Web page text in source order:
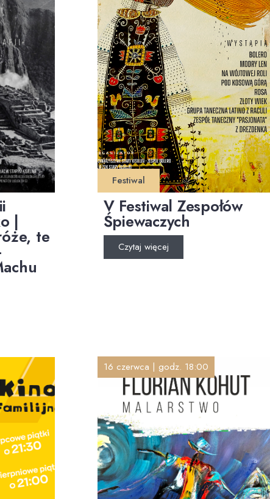
|
te
Festiwal
V Festiwal Zespołów
Śpiewaczych
Czytaj więcej
16 czerwca | godz. 18:00